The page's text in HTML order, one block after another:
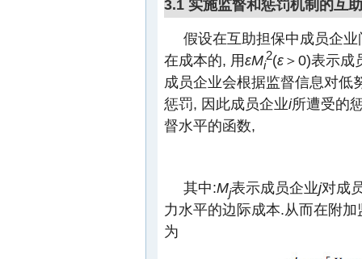
3.1 实施监督和惩罚机制的互
假设在互助担保中成员企
在成本的, 用εMi
2(ε＞0)表示成
成员企业会根据监督信息对低
惩罚, 因此成员企业i所遭受的
督水平的函数,
其中:Mj表示成员企业j对成
力水平的边际成本.从而在附
为